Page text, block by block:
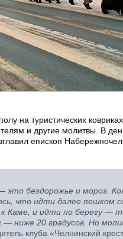
на туристических
и другие молитвы. В
епископ
это бездорожье и мороз.
что идти далее пешком
Каме, и идти по берегу —
ниже 20 градусов. Но
клуба «Челнинский